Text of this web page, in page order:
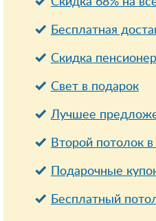
Бесплатная
Cкидка
Свет в подарок
Лучшее
Второй потолок
Подарочные
Бесплатный